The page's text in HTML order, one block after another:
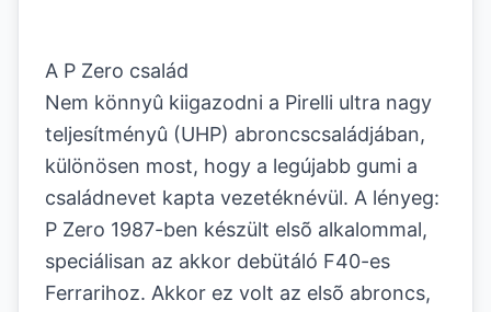
A P Zero család
Nem könnyû kiigazodni a Pirelli ultra nagy
teljesítményû (UHP) abroncscsaládjában,
különösen most, hogy a legújabb gumi a
családnevet kapta vezetéknévül. A lényeg:
P Zero 1987-ben készült elsõ alkalommal,
speciálisan az akkor debütáló F40-es
Ferrarihoz. Akkor ez volt az elsõ abroncs,